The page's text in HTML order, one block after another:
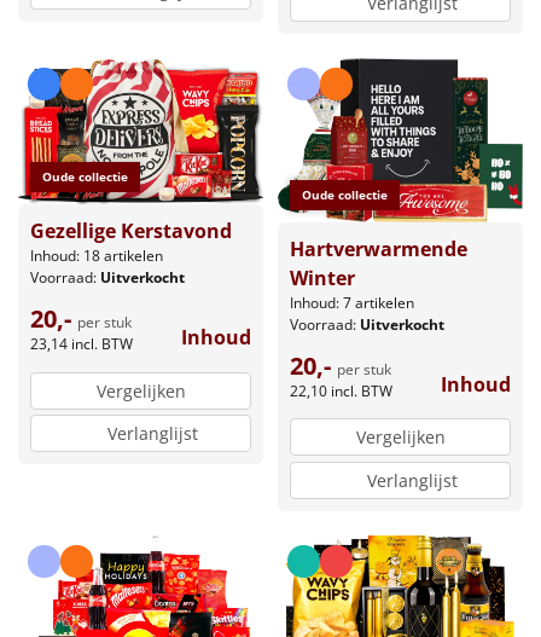
Oude collectie
Gezellige Kerstavond
Inhoud: 18 artikelen
Voorraad: Uitverkocht
20,- per stuk
23,14 incl. BTW Inhoud
Vergelijken
Verlanglijst
Oude collectie
Hartverwarmende
Winter
Inhoud: 7 artikelen
Voorraad: Uitverkocht
20,- per stuk
22,10 incl. BTW Inhoud
Vergelijken
Verlanglijst